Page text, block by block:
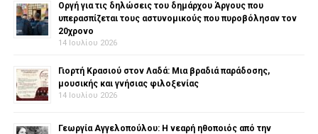
Οργή για τις δηλώσεις του δημάρχου Άργους που
υπερασπίζεται τους αστυνομικούς που πυροβόλησαν τον
20χρονο
14 Ιουλίου 2026
Γιορτή Κρασιού στον Λαδά: Μια βραδιά παράδοσης,
μουσικής και γνήσιας φιλοξενίας
14 Ιουλίου 2026
Γεωργία Αγγελοπούλου: Η νεαρή ηθοποιός από την